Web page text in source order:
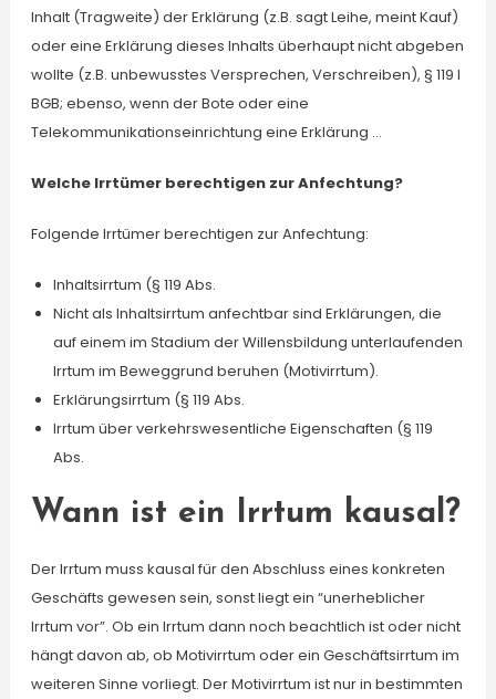
Inhalt (Tragweite) der Erklärung (z.B. sagt Leihe, meint Kauf)
oder eine Erklärung dieses Inhalts überhaupt nicht abgeben
wollte (z.B. unbewusstes Versprechen, Verschreiben), § 119 I
BGB; ebenso, wenn der Bote oder eine
Telekommunikationseinrichtung eine Erklärung …
Welche Irrtümer berechtigen zur Anfechtung?
Folgende Irrtümer berechtigen zur Anfechtung:
Inhaltsirrtum (§ 119 Abs.
Nicht als Inhaltsirrtum anfechtbar sind Erklärungen, die
auf einem im Stadium der Willensbildung unterlaufenden
Irrtum im Beweggrund beruhen (Motivirrtum).
Erklärungsirrtum (§ 119 Abs.
Irrtum über verkehrswesentliche Eigenschaften (§ 119
Abs.
Wann ist ein Irrtum kausal?
Der Irrtum muss kausal für den Abschluss eines konkreten
Geschäfts gewesen sein, sonst liegt ein “unerheblicher
Irrtum vor”. Ob ein Irrtum dann noch beachtlich ist oder nicht
hängt davon ab, ob Motivirrtum oder ein Geschäftsirrtum im
weiteren Sinne vorliegt. Der Motivirrtum ist nur in bestimmten